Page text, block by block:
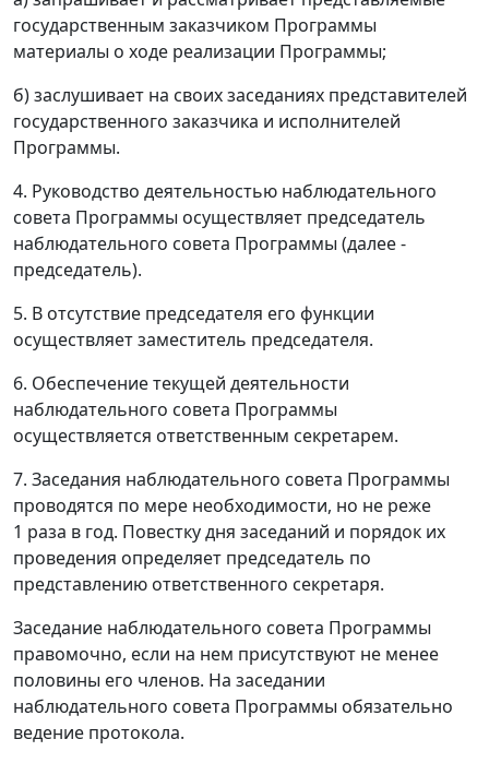
государственным заказчиком Программы
материалы о ходе реализации Программы;
б) заслушивает на своих заседаниях представителей
государственного заказчика и исполнителей
Программы.
4. Руководство деятельностью наблюдательного
совета Программы осуществляет председатель
наблюдательного совета Программы (далее -
председатель).
5. В отсутствие председателя его функции
осуществляет заместитель председателя.
6. Обеспечение текущей деятельности
наблюдательного совета Программы
осуществляется ответственным секретарем.
7. Заседания наблюдательного совета Программы
проводятся по мере необходимости, но не реже
1 раза в год. Повестку дня заседаний и порядок их
проведения определяет председатель по
представлению ответственного секретаря.
Заседание наблюдательного совета Программы
правомочно, если на нем присутствуют не менее
половины его членов. На заседании
наблюдательного совета Программы обязательно
ведение протокола.